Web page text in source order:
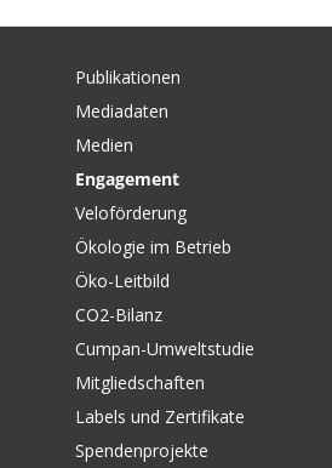
/ schwarz
TRUNK SMALL
Snapit
von RACKTIME
Publikationen
Mediadaten
Medien
Engagement
Veloförderung
Ökologie im Betrieb
Öko-Leitbild
CO2-Bilanz
Cumpan-Umweltstudie
Mitgliedschaften
Labels und Zertifikate
Spendenprojekte